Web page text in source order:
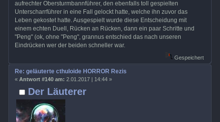
aufrechter Obersturmbannführer, den ebenfalls toll gespielten
Unterscharrführer in eine Fall gelockt hatte, welche ihn zuvor das
Leben gekostet hatte. Ausgespielt wurde diese Entscheidung mit
einem echten Duell, Rücken an Rücken, dann ein paar Schritte und
"Peng" (ok, ohne "Peng", grannus entschied das nach unseren
Eindrücken wer der beiden schneller war.
Gespeichert
Der Läuterer
Re: geläuterte cthuloide HORROR Rezis
« Antwort #140 am: 2.01.2017 | 14:44 »